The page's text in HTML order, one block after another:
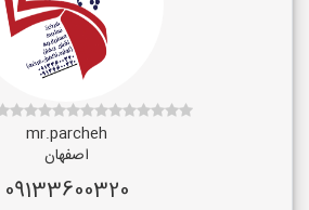
mr.parcheh
اصفهان
09133600320